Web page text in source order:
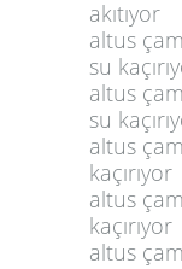
akıtıyor
altus
su
altus
su
altus
kaçırıyor
altus
kaçırıyor
altus